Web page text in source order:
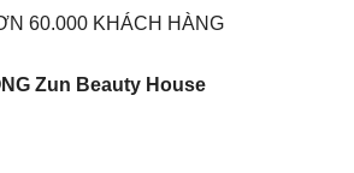
60.000 KHÁCH HÀNG
Zun Beauty House